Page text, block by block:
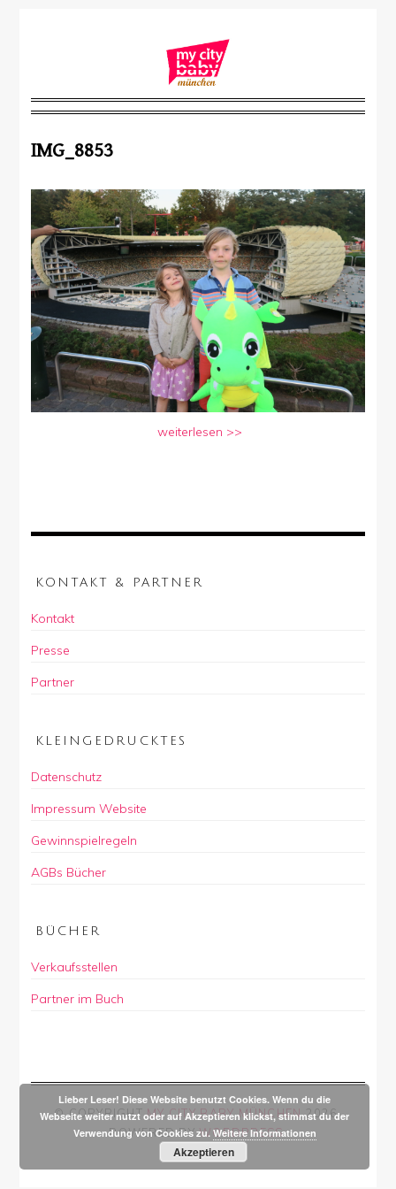
IMG_8853
weiterlesen >>
KONTAKT & PARTNER
Kontakt
Presse
Partner
KLEINGEDRUCKTES
Datenschutz
Impressum Website
Gewinnspielregeln
AGBs Bücher
BÜCHER
Verkaufsstellen
Partner im Buch
© COPYRIGHTMY CITY BABY MÜNCHEN 2026.
POWERED BYWORDPRESS.
Lieber Leser! Diese Website benutzt Cookies. Wenn du die
Webseite weiter nutzt oder auf Akzeptieren klickst, stimmst du der
Verwendung von Cookies zu. Weitere Informationen
Akzeptieren